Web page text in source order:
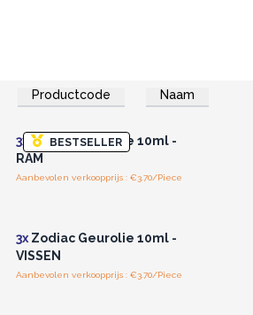
Productcode Naam
BESTSELLER
Log in of registreer u voor
groothandelsprijzen.
3x Zodiac Geurolie 10ml -
RAM
Aanbevolen verkoopprijs : €3.70/Piece
3x Zodiac Geurolie 10ml -
VISSEN
Aanbevolen verkoopprijs : €3.70/Piece